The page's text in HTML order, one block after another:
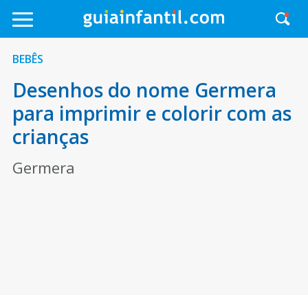
BEBÊS
Desenhos do nome Germera
para imprimir e colorir com as
crianças
Germera